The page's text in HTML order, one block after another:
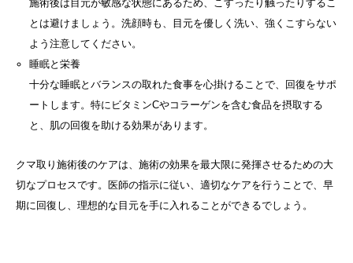
施術後は目元が敏感な状態にあるため、こすったり触ったりするこ
とは避けましょう。洗顔時も、目元を優しく洗い、強くこすらない
よう注意してください。
睡眠と栄養
十分な睡眠とバランスの取れた食事を心掛けることで、回復をサポ
ートします。特にビタミンCやコラーゲンを含む食品を摂取する
と、肌の回復を助ける効果があります。
クマ取り施術後のケアは、施術の効果を最大限に発揮させるための大
切なプロセスです。医師の指示に従い、適切なケアを行うことで、早
期に回復し、理想的な目元を手に入れることができるでしょう。